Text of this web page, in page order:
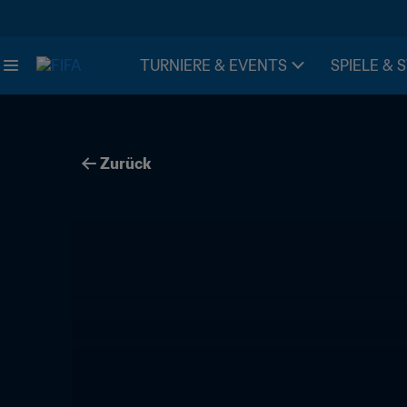
TURNIERE & EVENTS SPIELE &
Zurück